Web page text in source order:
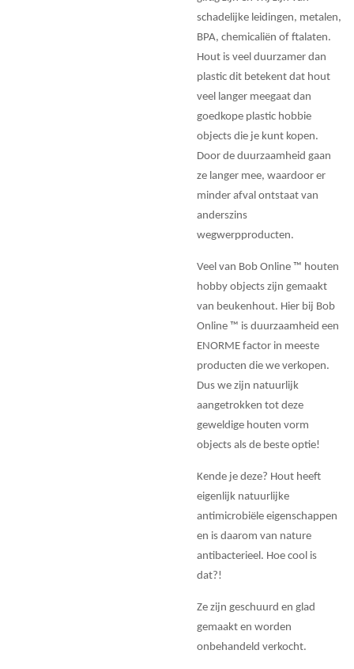
schadelijke leidingen, metalen,
BPA, chemicaliën of ftalaten.
Hout is veel duurzamer dan
plastic dit betekent dat hout
veel langer meegaat dan
goedkope plastic hobbie
objects die je kunt kopen.
Door de duurzaamheid gaan
ze langer mee, waardoor er
minder afval ontstaat van
anderszins
wegwerpproducten.
Veel van Bob Online ™ houten
hobby objects zijn gemaakt
van beukenhout. Hier bij Bob
Online ™ is duurzaamheid een
ENORME factor in meeste
producten die we verkopen.
Dus we zijn natuurlijk
aangetrokken tot deze
geweldige houten vorm
objects als de beste optie!
Kende je deze? Hout heeft
eigenlijk natuurlijke
antimicrobiële eigenschappen
en is daarom van nature
antibacterieel. Hoe cool is
dat?!
Ze zijn geschuurd en glad
gemaakt en worden
onbehandeld verkocht.